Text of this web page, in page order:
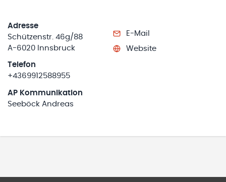
Adresse
Schützenstr. 46g/88
A-6020 Innsbruck
Telefon
+4369912588955
AP Kommunikation
Seeböck Andreas
E-Mail
Website